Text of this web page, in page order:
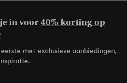
in voor40% korting op
met exclusieve aanbiedingen,